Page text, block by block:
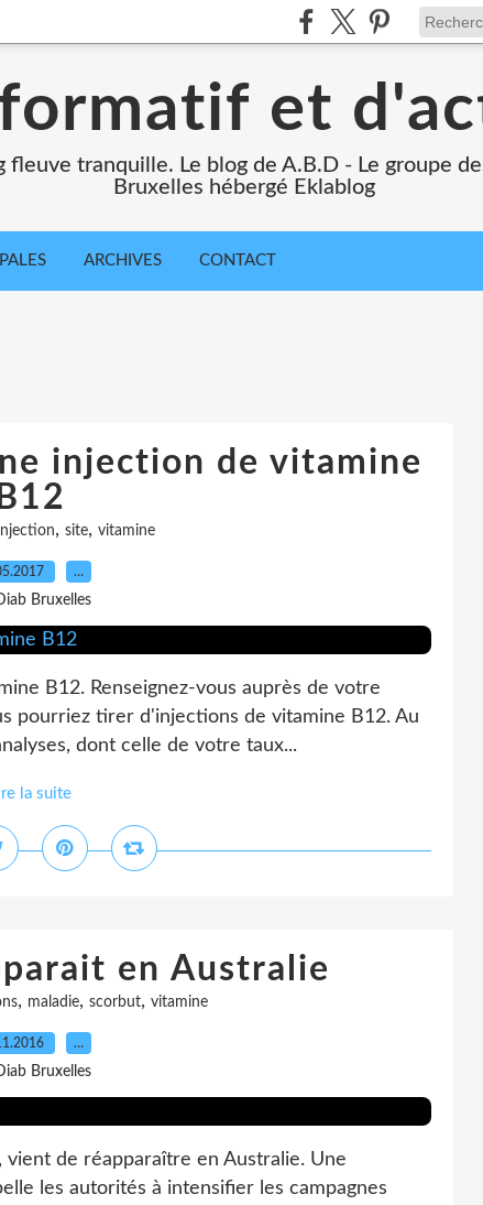
et
fleuve tranquille. Le blog de A.B.D - Le groupe
Bruxelles hébergé Eklablog
ARCHIVES CONTACT
injection de vitamine
B12
, site, vitamine
…
Bruxelles
B12. Renseignez-vous auprès de votre
pourriez tirer d'injections de vitamine B12. Au
dont celle de votre taux...
la suite
en Australie
, maladie, scorbut, vitamine
…
Bruxelles
de réapparaître en Australie. Une
les autorités à intensifier les campagnes